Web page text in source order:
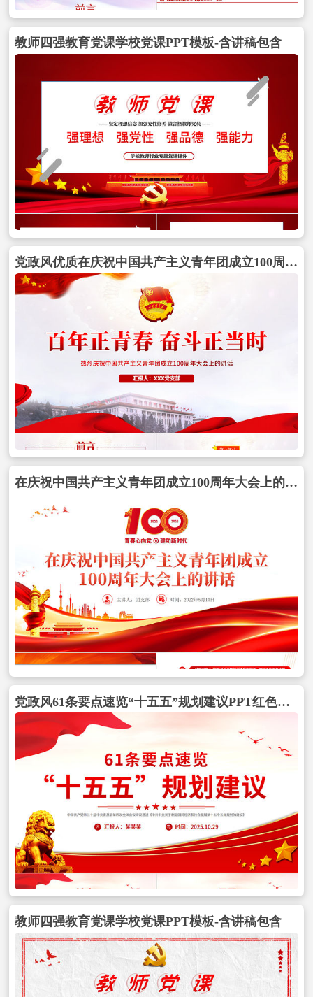
教师四强教育党课学校党课PPT模板-含讲稿包含
党政风优质在庆祝中国共产主义青年团成立100周年大会上的讲话精神解读团课课件包含
在庆祝中国共产主义青年团成立100周年大会上的讲话精神解读团课课件包含
党政风61条要点速览“十五五”规划建议PPT红色精美四中全会精神宣讲课件包含
教师四强教育党课学校党课PPT模板-含讲稿包含